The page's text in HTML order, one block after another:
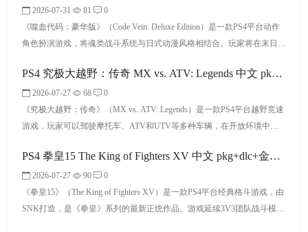
境》成为独立游戏领域不可错过的经典作品，适合喜欢解谜和剧情探索的
玩家。
pkg 网盘下载
2026-07-31 81
0
《噬血代码：豪华版》（Code Vein: Deluxe Edition）是一款PS4平台动作
角色扮演游戏，将魂类战斗系统与日式动漫风格相结合。玩家将在末日世
人。豪华版包含本体、季票以及额外内容，拥有丰富角色创建、伙伴系统
和合作玩法，适合喜欢高难度动作RPG与动漫风格冒险的玩家。
PS4 究极大越野：传奇 MX vs. ATV: Legends 中文 pkg
网盘下载
2026-07-27 68
0
《究极大越野：传奇》（MX vs. ATV: Legends）是一款PS4平台越野竞速
游戏，玩家可以驾驶摩托车、ATV和UTV等多种车辆，在开放环境中挑
统，让玩家体验从新人车手成长为越野传奇的过程。凭借真实越野氛围和
多样化赛车玩法，本作适合喜欢极限运动和竞速挑战的玩家。
PS4 拳皇15 The King of Fighters XV 中文 pkg+dlc+金手
指 网盘下载
2026-07-27 90
0
《拳皇15》（The King of Fighters XV）是一款PS4平台经典格斗游戏，由
SNK打造，是《拳皇》系列的最新正统作品。游戏延续3V3团队战斗模